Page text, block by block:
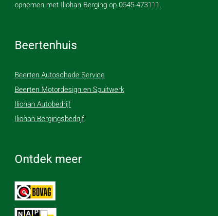
opnemen met Iliohan Berging op 0545-473111.
Beertenhuis
Beerten Autoschade Service
Beerten Motordesign en Spuitwerk
Iliohan Autobedrijf
Iliohan Bergingsbedrijf
Ontdek meer